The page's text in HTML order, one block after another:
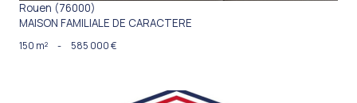
Rouen (76000)
MAISON FAMILIALE DE CARACTERE
150 m² - 585 000 €